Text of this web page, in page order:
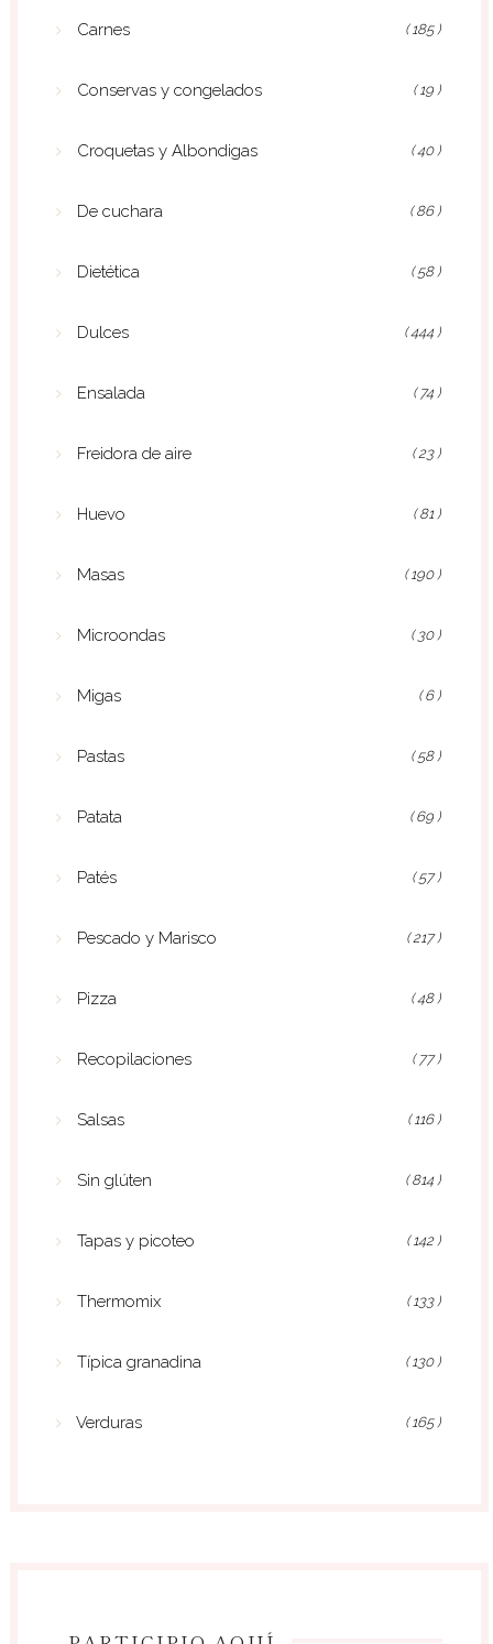
Carnes ( 185 )
Conservas y congelados ( 19 )
Croquetas y Albondigas ( 40 )
De cuchara ( 86 )
Dietética ( 58 )
Dulces ( 444 )
Ensalada ( 74 )
Freidora de aire ( 23 )
Huevo ( 81 )
Masas ( 190 )
Microondas ( 30 )
Migas ( 6 )
Pastas ( 58 )
Patata ( 69 )
Patés ( 57 )
Pescado y Marisco ( 217 )
Pizza ( 48 )
Recopilaciones ( 77 )
Salsas ( 116 )
Sin glúten ( 814 )
Tapas y picoteo ( 142 )
Thermomix ( 133 )
Típica granadina ( 130 )
Verduras ( 165 )